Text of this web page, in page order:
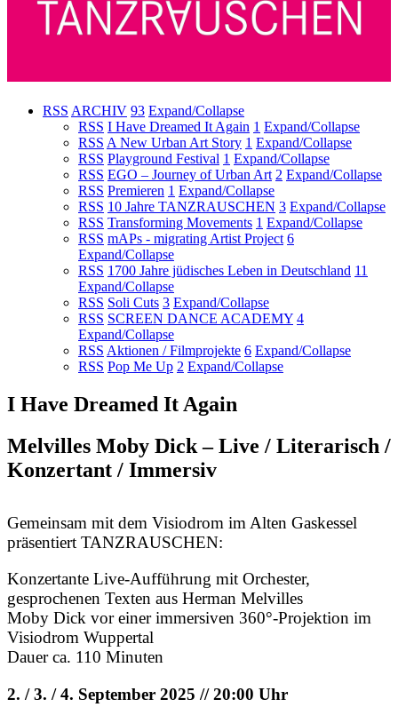
RSS ARCHIV 93 Expand/Collapse
RSS I Have Dreamed It Again 1 Expand/Collapse
RSS A New Urban Art Story 1 Expand/Collapse
RSS Playground Festival 1 Expand/Collapse
RSS EGO – Journey of Urban Art 2 Expand/Collapse
RSS Premieren 1 Expand/Collapse
RSS 10 Jahre TANZRAUSCHEN 3 Expand/Collapse
RSS Transforming Movements 1 Expand/Collapse
RSS mAPs - migrating Artist Project 6
Expand/Collapse
RSS 1700 Jahre jüdisches Leben in Deutschland 11
Expand/Collapse
RSS Soli Cuts 3 Expand/Collapse
RSS SCREEN DANCE ACADEMY 4
Expand/Collapse
RSS Aktionen / Filmprojekte 6 Expand/Collapse
RSS Pop Me Up 2 Expand/Collapse
I Have Dreamed It Again
Melvilles Moby Dick – Live / Literarisch /
Konzertant / Immersiv
Gemeinsam mit dem Visiodrom im Alten Gaskessel
präsentiert TANZRAUSCHEN:
Konzertante Live-Aufführung mit Orchester,
gesprochenen Texten aus Herman Melvilles
Moby Dick vor einer immersiven 360°-Projektion im
Visiodrom Wuppertal
Dauer ca. 110 Minuten
2. / 3. / 4. September 2025 // 20:00 Uhr